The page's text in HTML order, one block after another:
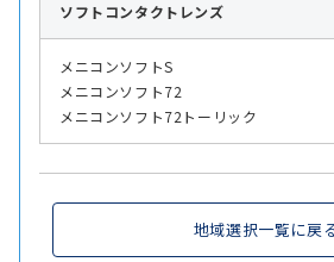
ソフト コンタクトレンズ
メニコンソフトS
メニコンソフト72
メニコンソフト72トーリック
地域選択一覧に戻